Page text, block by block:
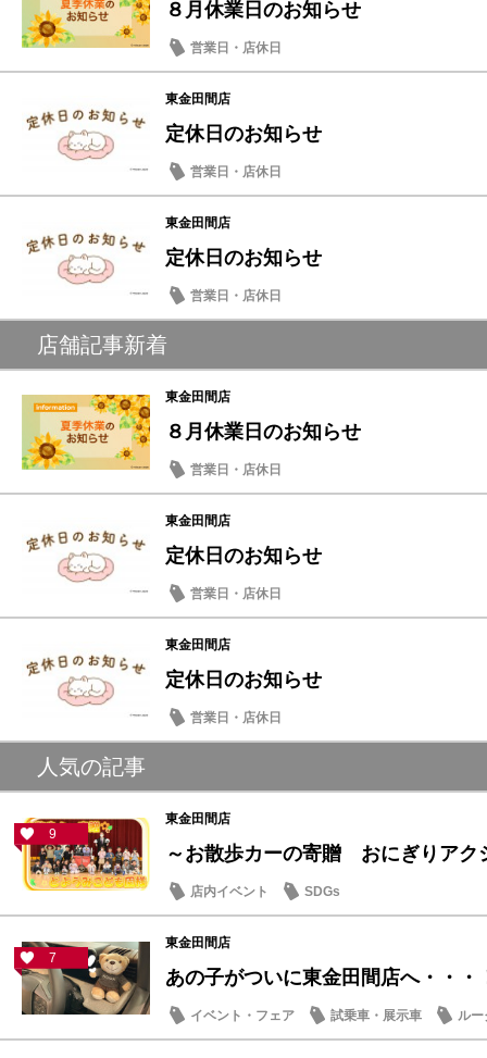
８月休業日のお知らせ
営業日・店休日
東金田間店
定休日のお知らせ
営業日・店休日
東金田間店
定休日のお知らせ
営業日・店休日
店舗記事新着
東金田間店
８月休業日のお知らせ
営業日・店休日
東金田間店
定休日のお知らせ
営業日・店休日
東金田間店
定休日のお知らせ
営業日・店休日
人気の記事
9
東金田間店
～お散歩カーの寄贈 おにぎりアク
店内イベント SDGs
7
東金田間店
あの子がついに東金田間店へ・・・
イベント・フェア 試乗車・展示車 ルー